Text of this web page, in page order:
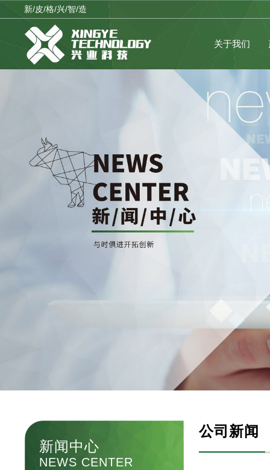
新/皮/格/兴/智/造
关于我们
公司战略 企业架构
临时公告 理性投资 公司制度
新闻中心
NEWS CENTER
公司新闻